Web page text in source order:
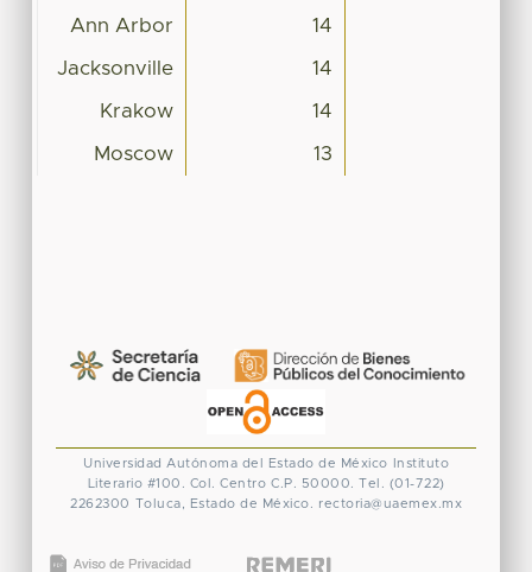
Ann Arbor 14
Jacksonville 14
Krakow 14
Moscow 13
Universidad Autónoma del Estado de México
Instituto
Literario #100. Col. Centro C.P. 50000. Tel. (01-722)
2262300 Toluca, Estado de México. rectoria@uaemex.mx